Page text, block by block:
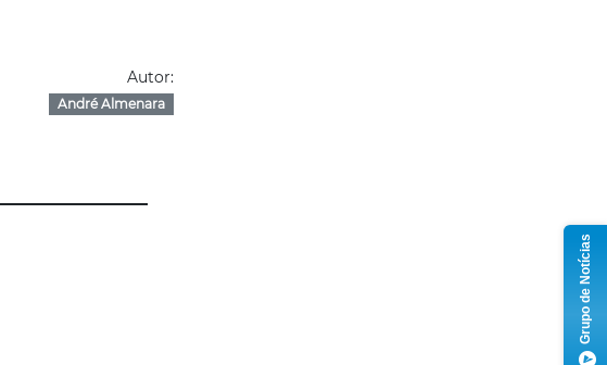
Autor:
André Almenara
Grupo de Notícias